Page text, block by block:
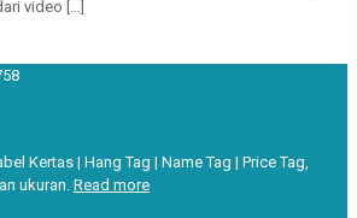
video
Kertas | Hang Tag | Name Tag | Price Tag,
ukuran. Read more